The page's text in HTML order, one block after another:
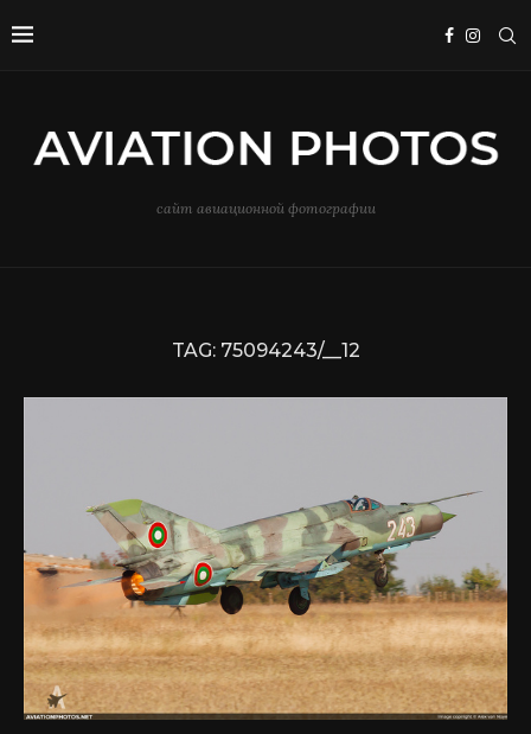
сайт авиационной фотографии
TAG: 75094243/__12